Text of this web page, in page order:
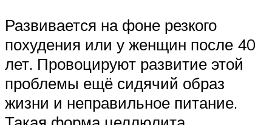
Развивается на фоне резкого
похудения или у женщин после 40
лет. Провоцируют развитие этой
проблемы ещё сидячий образ
жизни и неправильное питание.